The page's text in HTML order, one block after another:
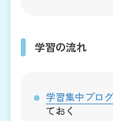
学習の流れ
学習集中プロ
ておく